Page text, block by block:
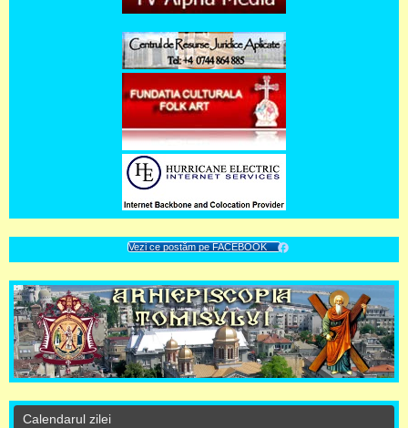
Vezi ce postăm pe FACEBOOK
Calendarul zilei